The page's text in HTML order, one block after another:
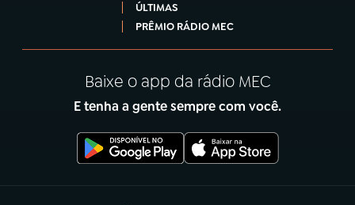
ÚLTIMAS
PRÊMIO RÁDIO MEC
Baixe o app da rádio MEC
E tenha a gente sempre com você.